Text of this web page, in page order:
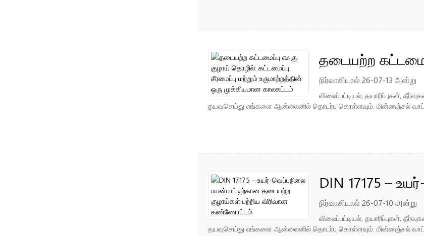
தடையற்ற
கட்டமைப்பு
முக்கியமான
நிர்வாகியால் 26-07-13 அன்று
விலைப்பட்டியல், தயாரிப்புகள்,
தயவுசெய்து எங்களை ஆன்லைனில் தொடர்பு கொள்ளவும். மின்னஞ்சல்
DIN 17175 –
தடையற்ற
நிர்வாகியால் 26-07-10 அன்று
விலைப்பட்டியல், தயாரிப்புகள்,
தயவுசெய்து எங்களை ஆன்லைனில் தொடர்பு கொள்ளவும். மின்னஞ்சல்